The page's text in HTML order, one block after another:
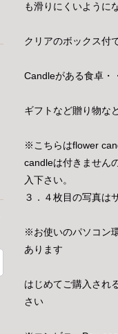
も滑りにくいように
クリアのボックス付
Candleがある食卓・
ギフトなど贈り物な
※こちらはflower
candleは付きません
入下さい。
３．４枚目の写真は
※お使いのパソコン
あります
はじめてご購入され
さい